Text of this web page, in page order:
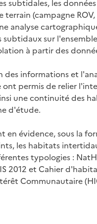
subtidales, les
terrain (campagne
analyse
sur
à partir des
des informations et
permis de relier
une continuité des
d'étude.
en évidence, sous la
les habitats
typologies :
2012 et Cahier
Communautaire